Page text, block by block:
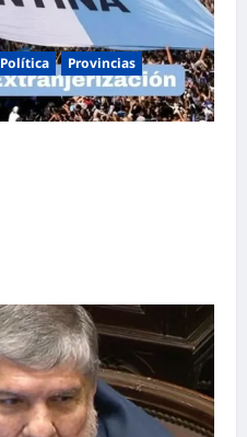
Política
Provincias